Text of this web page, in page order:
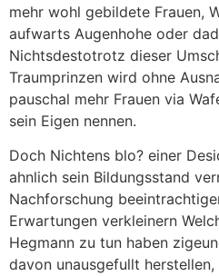
mehr wohl gebildete Frauen,
aufwarts Augenhohe oder
Nichtsdestotrotz dieser
Traumprinzen wird ohne
pauschal mehr Frauen via
sein Eigen nennen.
Doch Nichtens blo? einer
ahnlich sein Bildungsstand
Nachforschung
Erwartungen verkleinern
Hegmann zu tun haben
davon unausgefullt